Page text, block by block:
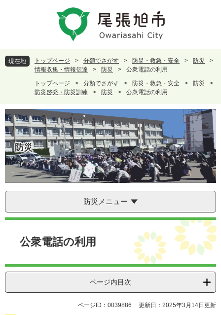
頭
で
飛
ば
文
へ
現在地 トップページ > 分類でさがす > 防災・救急・安全 > 防災
>
情報収集・情報伝達
> 防災 >
公衆電話の利用
トップページ
> 分類でさがす > 防災・救急・安全 > 防災
>
防災啓発・防災訓練
> 防災 > 公衆電話の利用
防災
防災メニュー
本
公衆電話の利用
ページ内目次
ページID：0039886 更新日：2025年3月14日更新